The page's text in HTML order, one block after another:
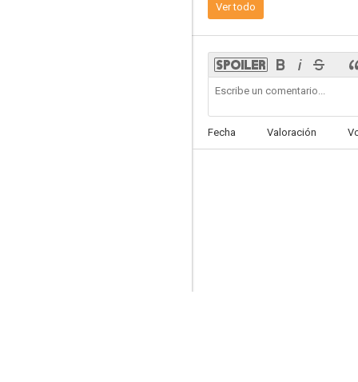
Sealed Verdict
Ver todo
Fecha Valoración